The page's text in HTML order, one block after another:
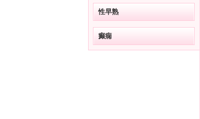
性早熟
癫痫